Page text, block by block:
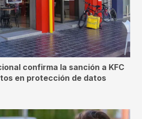
confirma la sanción a KFC
en protección de datos